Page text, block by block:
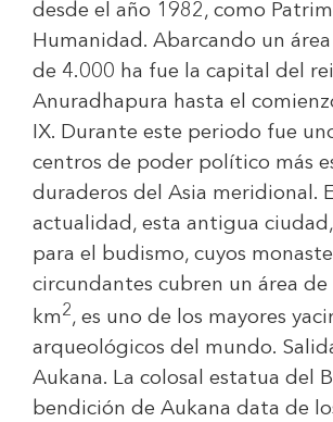
desde el año 1982, como
Humanidad. Abarcando un
de 4.000 ha fue la capital del
Anuradhapura hasta el
IX. Durante este periodo fue
centros de poder político más
duraderos del Asia meridional.
actualidad, esta antigua
para el budismo, cuyos
circundantes cubren un área de
km2, es uno de los mayores
arqueológicos del mundo.
Aukana. La colosal estatua del
bendición de Aukana data de